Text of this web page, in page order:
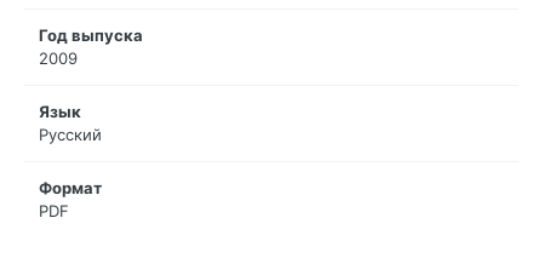
Год выпуска
2009
Язык
Русский
Формат
PDF